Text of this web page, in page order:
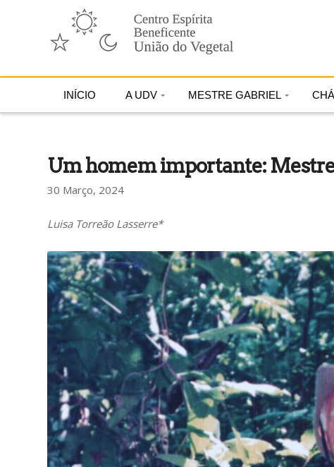
INÍCIO A UDV MESTRE GABRIEL
Um homem importante:
30 Março, 2024
Luisa Torreão Lasserre*